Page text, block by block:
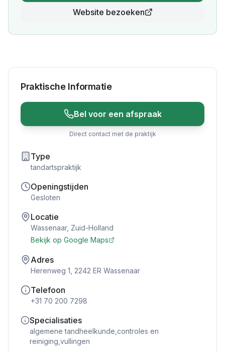
Website bezoeken
Praktische Informatie
Bel voor een afspraak
Direct contact met de praktijk
Type
tandartspraktijk
Openingstijden
Gesloten
Locatie
Wassenaar, Zuid-Holland
Bekijk op Google Maps
Adres
Herenweg 1, 2242 ER Wassenaar
Telefoon
+31 70 200 7298
Specialisaties
algemene tandheelkunde,controles en
reiniging,vullingen